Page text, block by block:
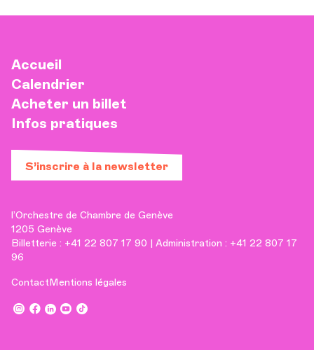
Accueil
Calendrier
Acheter un billet
Infos pratiques
S’inscrire à la newsletter
l’Orchestre de Chambre de Genève
1205 Genève
Billetterie : +41 22 807 17 90 | Administration : +41 22 807 17
96
ContactMentions légales